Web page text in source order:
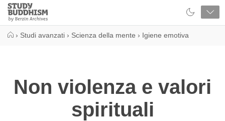
Close
Study
Buddhism
› Studi avanzati › Scienza della mente › Igiene emotiva
Non violenza e valori
spirituali